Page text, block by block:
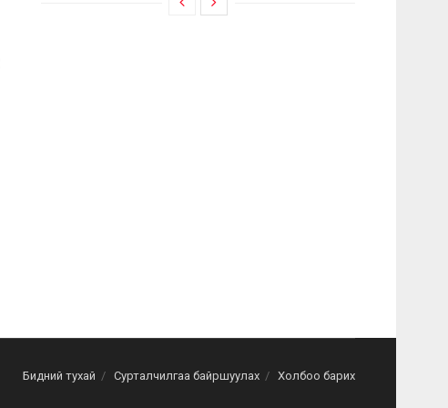
Бидний тухай Сурталчилгаа байршуулах Холбоо барих